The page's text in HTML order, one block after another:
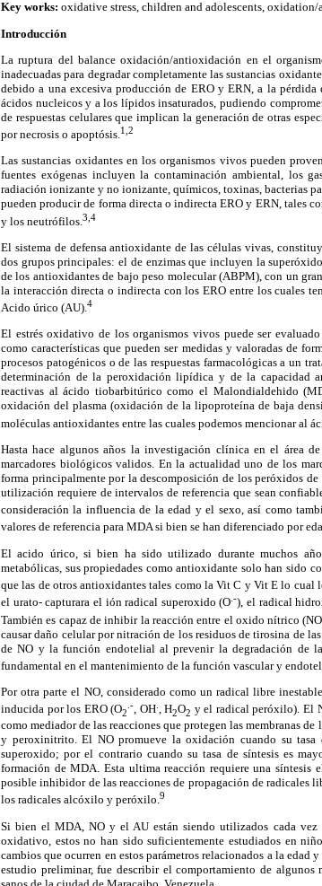
Key works: oxidative stress, children and adolescents,
Introducción
La ruptura del balance oxidación/antioxidación en el
inadecuadas para degradar completamente las sustancias
debido a una excesiva producción de ERO y ERN, a la pérdida
ácidos nucleicos y a los lípidos insaturados, pudiendo
de respuestas celulares que implican la generación de otras
por necrosis o apoptósis.1,2
Las sustancias oxidantes en los organismos vivos pueden
fuentes exógenas incluyen la contaminación ambiental, los
radiación ionizante y no ionizante, químicos, toxinas, bacterias
pueden producir de forma directa o indirecta ERO y ERN, tales
y los neutrófilos. 3,4
El sistema de defensa antioxidante de las células vivas,
dos grupos principales: el de enzimas que incluyen la
de los antioxidantes de bajo peso molecular (ABPM), con un
la interacción directa o indirecta con los ERO entre los cuales
Acido úrico (AU).4
El estrés oxidativo de los organismos vivos puede ser
como características que pueden ser medidas y valoradas de
procesos patogénicos o de las respuestas farmacológicas a un
determinación de la peroxidación lipídica y de la capacidad
reactivas al ácido tiobarbitúrico como el Malondialdehido
oxidación del plasma (oxidación de la lipoproteína de baja
moléculas antioxidantes entre las cuales podemos mencionar al
Hasta hace algunos años la investigación clínica en el área
marcadores biológicos validos. En la actualidad uno de los
forma principalmente por la descomposición de los peróxidos de
utilización requiere de intervalos de referencia que sean
consideración la influencia de la edad y el sexo, así como
valores de referencia para MDA si bien se han diferenciado por
El acido úrico, si bien ha sido utilizado durante muchos
metabólicas, sus propiedades como antioxidante solo han sido
que las de otros antioxidantes tales como la Vit C y Vit E lo cual
el urato- capturara el ión radical superoxido (O .-), el radical
También es capaz de inhibir la reacción entre el oxido nítrico
causar daño celular por nitración de los residuos de tirosina de
de NO y la función endotelial al prevenir la degradación de
fundamental en el mantenimiento de la función vascular y
Por otra parte el NO, considerado como un radical libre
inducida por los ERO (O2
.-, OH. , H2O2 y el radical peróxilo). El
como mediador de las reacciones que protegen las membranas
y peroxinitrito. El NO promueve la oxidación cuando su
superoxido; por el contrario cuando su tasa de síntesis es
formación de MDA. Esta ultima reacción requiere una
posible inhibidor de las reacciones de propagación de radicales
los radicales alcóxilo y peróxilo.9
Si bien el MDA, NO y el AU están siendo utilizados cada vez
oxidativo, estos no han sido suficientemente estudiados en
cambios que ocurren en estos parámetros relacionados a la
estudio preliminar, fue describir el comportamiento de